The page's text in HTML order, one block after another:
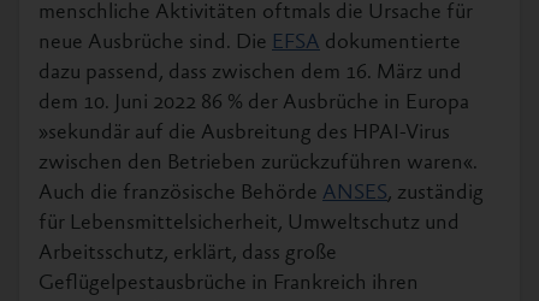
menschliche Aktivitäten oftmals die Ursache für
neue Ausbrüche sind. Die EFSA dokumentierte
dazu passend, dass zwischen dem 16. März und
dem 10. Juni 2022 86 % der Ausbrüche in Europa
»sekundär auf die Ausbreitung des HPAI-Virus
zwischen den Betrieben zurückzuführen waren«.
Auch die französische Behörde ANSES, zuständig
für Lebensmittelsicherheit, Umweltschutz und
Arbeitsschutz, erklärt, dass große
Geflügelpestausbrüche in Frankreich ihren